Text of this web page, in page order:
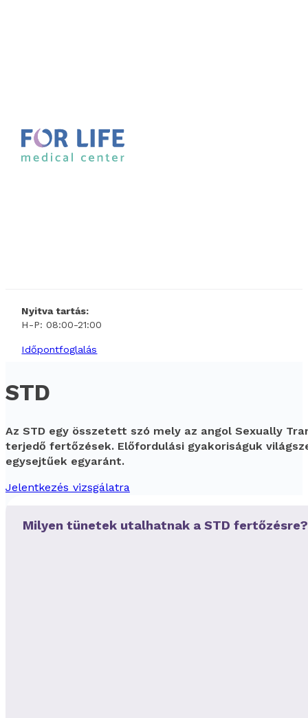
Nyitva tartás:
H-P: 08:00-21:00
Időpontfoglalás
STD
Az STD egy összetett szó mely az angol Sexually
terjedő fertőzések. Előfordulási gyakoriságuk
egysejtűek egyaránt.
Jelentkezés vizsgálatra
Milyen tünetek utalhatnak a STD fertőzésre?